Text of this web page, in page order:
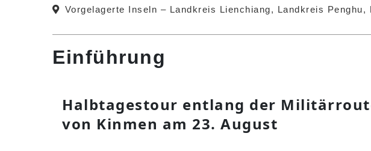
Vorgelagerte Inseln – Landkreis Lienchiang, Landkreis Penghu,
Einführung
Halbtagestour entlang der
von Kinmen am 23. August